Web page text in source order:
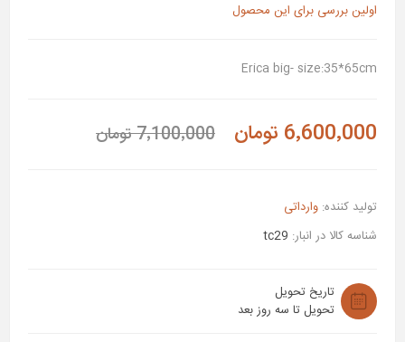
اولین بررسی برای این محصول
Erica big- size:35*65cm
6٬600٬000 تومان 7٬100٬000 تومان
تولید کننده: وارداتی
شناسه کالا در انبار: tc29
تاریخ تحویل
تحویل تا سه روز بعد